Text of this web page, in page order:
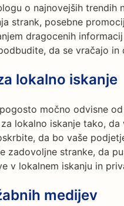
o najnovejših trendih
strank, posebne
dragocenih
da se vračajo in
lokalno iskanje
močno odvisne
lokalno iskanje tako,
da bo vaše
zadovoljne stranke, da
v lokalnem iskanju in
medijev